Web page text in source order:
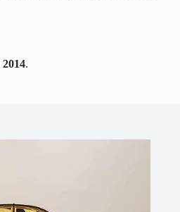
2014.